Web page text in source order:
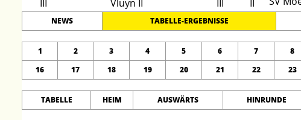
NEWS TABELLE-ERGEBNISSE
1 2 3 4 5 6 7 8
16
17 18 19 20 21 22 23
TABELLE HEIM AUSWÄRTS HINRUNDE